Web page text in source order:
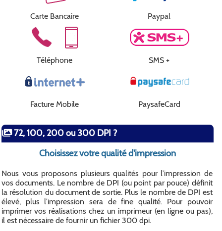
Carte Bancaire Paypal
Téléphone SMS +
Facture Mobile PaysafeCard
72, 100, 200 ou 300 DPI ?
Choisissez votre qualité d'impression
Nous vous proposons plusieurs qualités pour l’impression de
vos documents. Le nombre de DPI (ou point par pouce) définit
la résolution du document de sortie. Plus le nombre de DPI est
élevé, plus l’impression sera de fine qualité. Pour pouvoir
imprimer vos réalisations chez un imprimeur (en ligne ou pas),
il est nécessaire de fournir un fichier 300 dpi.